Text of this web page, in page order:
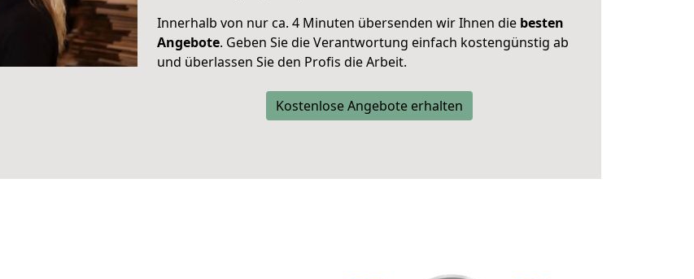
Innerhalb von nur ca. 4 Minuten übersenden wir Ihnen die besten
Angebote. Geben Sie die Verantwortung einfach kostengünstig ab
und überlassen Sie den Profis die Arbeit.
Kostenlose Angebote erhalten